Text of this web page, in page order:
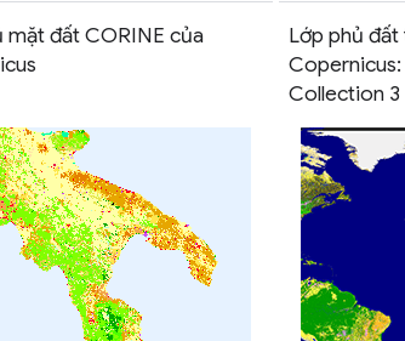
mặt đất CORINE của
Lớp phủ
Collection 3